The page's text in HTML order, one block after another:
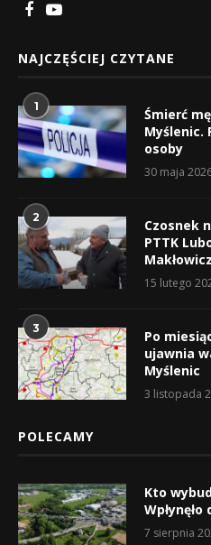
NAJCZĘŚCIEJ CZYTANE
1
Śmierć
Myślenic.
osoby
30 maja
2
Czosnek
PTTK
Makłowicz
15 lutego
3
Po
ujawnia
Myślenic
3 listopada
POLECAMY
Kto
7 sierpnia